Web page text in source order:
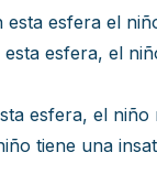
esta esfera el
esta esfera, el
esfera, el
tiene una